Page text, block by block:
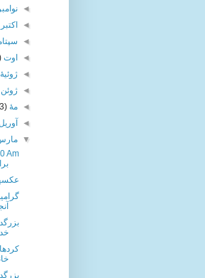
◄
◄
◄
◄اوت
◄
◄
◄مهٔ
◄
▼